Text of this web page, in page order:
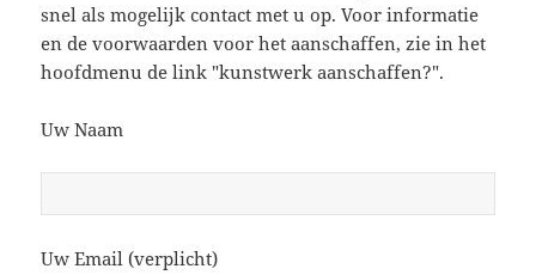
snel als mogelijk contact met u op. Voor informatie
en de voorwaarden voor het aanschaffen, zie in het
hoofdmenu de link "kunstwerk aanschaffen?".
Uw Naam
Uw Email (verplicht)